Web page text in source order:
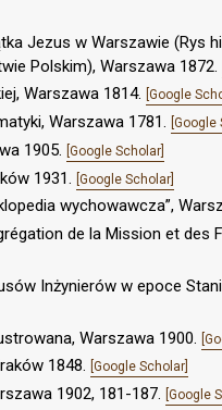
Jezus w Warszawie (Rys
Polskim), Warszawa 1872.
Warszawa 1814. [Google
Warszawa 1781. [Google
1905. [Google Scholar]
1931. [Google Scholar]
wychowawcza”,
de la Mission et des
Inżynierów w epoce
Warszawa 1900.
1848. [Google Scholar]
1902, 181-187. [Google